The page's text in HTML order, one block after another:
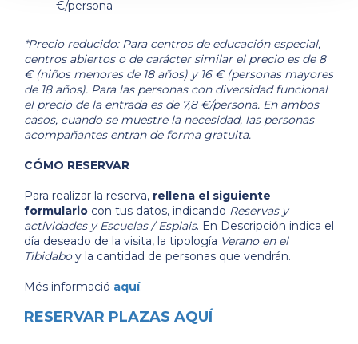
€/persona
*Precio reducido: Para centros de educación especial,
centros abiertos o de carácter similar el precio es de 8
€ (niños menores de 18 años) y 16 € (personas mayores
de 18 años). Para las personas con diversidad funcional
el precio de la entrada es de 7,8 €/persona. En ambos
casos, cuando se muestre la necesidad, las personas
acompañantes entran de forma gratuita.
CÓMO RESERVAR
Para realizar la reserva, rellena el siguiente
formulario con tus datos, indicando Reservas y
actividades y Escuelas / Esplais. En Descripción indica el
día deseado de la visita, la tipología Verano en el
Tibidaboy la cantidad de personas que vendrán.
Més informació aquí.
RESERVAR PLAZAS AQUÍ